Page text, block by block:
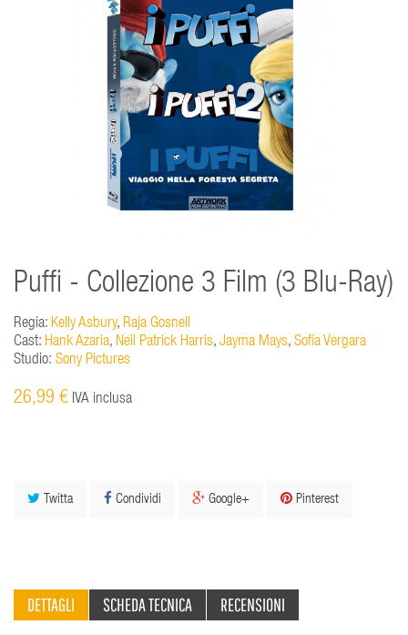
Puffi - Collezione 3 Film (3 Blu-Ray)
Regia: Kelly Asbury, Raja Gosnell
Cast: Hank Azaria, Neil Patrick Harris, Jayma Mays, Sofia Vergara
Studio: Sony Pictures
26,99 € IVA inclusa
Twitta Condividi Google+ Pinterest
DETTAGLI SCHEDA TECNICA RECENSIONI